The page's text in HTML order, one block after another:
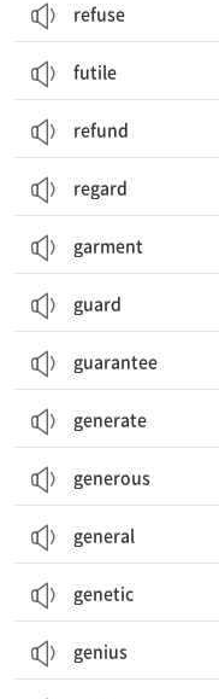
refuse
futile
refund
regard
garment
guard
guarantee
generate
generous
general
genetic
genius